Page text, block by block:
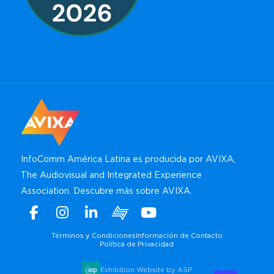
InfoComm América Latina es producida por AVIXA,
The Audiovisual and Integrated Experience
Association. Descubre más sobre AVIXA.
FacebookInstagramLinkedin Xchange
Términos y Condiciones Información de Contacto
Política de Privacidad
Exhibition Website by ASP